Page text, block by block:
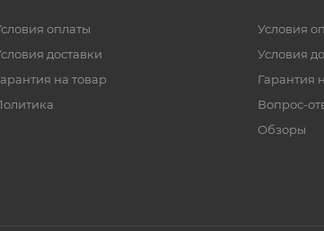
оплаты
доставки
на товар
Условия
Условия
Гарантия
Вопрос-
Обзоры